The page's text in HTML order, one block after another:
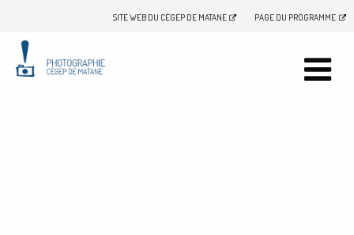
SITE WEB DU CÉGEP DE MATANE PAGE DU PROGRAMME